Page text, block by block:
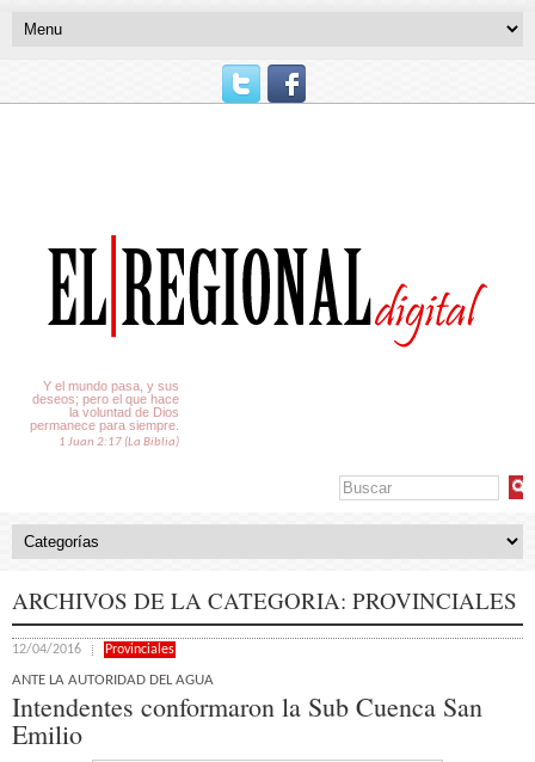
Y el mundo pasa, y sus
deseos; pero el que hace
la voluntad de Dios
permanece para siempre.
1 Juan 2:17 (La Biblia)
ARCHIVOS DE LA CATEGORIA: PROVINCIALES
12/04/2016 Provinciales
ANTE LA AUTORIDAD DEL AGUA
Intendentes conformaron la Sub Cuenca San
Emilio